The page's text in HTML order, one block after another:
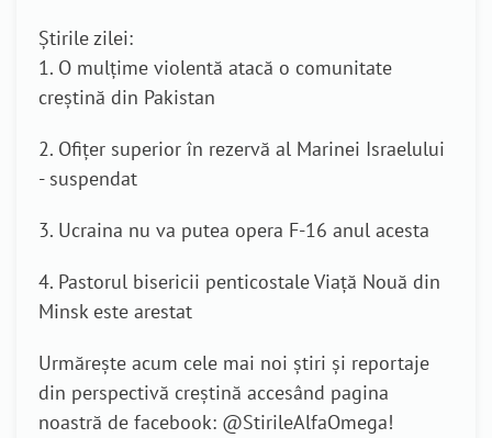
Știrile zilei:
1. O mulțime violentă atacă o comunitate
creștină din Pakistan
2. Ofițer superior în rezervă al Marinei Israelului
- suspendat
3. Ucraina nu va putea opera F-16 anul acesta
4. Pastorul bisericii penticostale Viață Nouă din
Minsk este arestat
Urmărește acum cele mai noi știri și reportaje
din perspectivă creștină accesând pagina
noastră de facebook: @StirileAlfaOmega!